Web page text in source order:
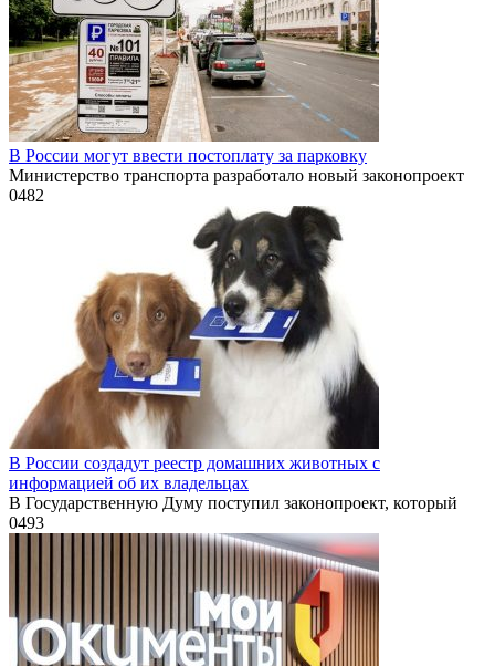
В России могут ввести постоплату за парковку
Министерство транспорта разработало новый законопроект
0482
В России создадут реестр домашних животных с
информацией об их владельцах
В Государственную Думу поступил законопроект, который
0493